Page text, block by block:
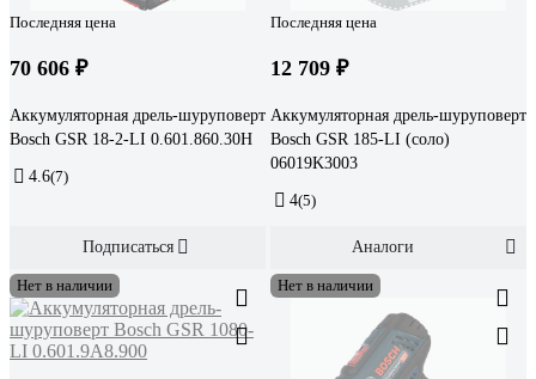
Последняя цена
70 606 ₽
Аккумуляторная дрель-шуруповерт
Bosch GSR 18-2-LI 0.601.860.30H
4.6(7)
Подписаться
Последняя цена
12 709 ₽
Аккумуляторная дрель-шуруповерт
Bosch GSR 185-LI (соло)
06019K3003
4(5)
Аналоги
Нет в наличии Нет в наличии